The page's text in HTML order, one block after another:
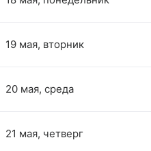
19 мая, вторник
20 мая, среда
21 мая, четверг